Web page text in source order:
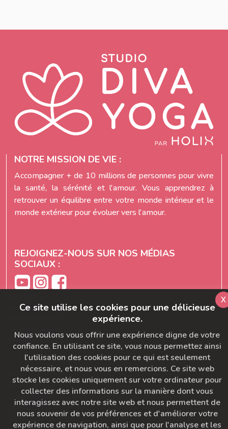
NOTRE MISSION DE VIE :
Accompagner + de 10 millions de personnes pour vivre
la santé, la sérénité et l'amour. Vous apprendrez à
retrouver un équilibre entre votre monde intérieur et le
monde extérieur pour évoluer vers l'amour.
REJOIGNEZ-NOUS SUR NOS MÉDIAS
SOCIAUX :
Les séries
Formation prof de yoga
Ajoutez-nous à votre carnet d'adresse
Le bon départ
SymbioBoard
Politique BaseCamp
Ce site utilise les cookies pour une délicieuse
expérience.
Nous voulons vous offrir une expérience digne de votre
confiance. En utilisant ce site, vous nous permettez ainsi
l'utilisation des cookies pour ce qui est seulement
nécessaire, et nous vous en remercions. Ce site web
stocke les cookies uniquement sur votre ordinateur pour
collecter des informations sur la manière dont vous
interagissez avec notre site web et nous permettent de
nous souvenir de vos préférences et d'améliorer votre
expérience de navigation, ainsi que pour l'analyse et les
x